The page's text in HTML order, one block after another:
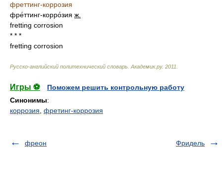
фреттинг-коррозия
фре́ттинг-корро́зия ж.
fretting corrosion
* * *
fretting corrosion
Русско-английский политехнический словарь Академик.ру. 2011
Игры ⚽
Поможем решить контрольную работу
Синонимы:
коррозия фретинг-коррозия
фреон Фридель